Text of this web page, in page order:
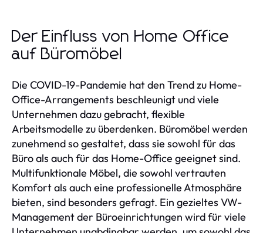
Der Einfluss von Home Office
auf Büromöbel
Die COVID-19-Pandemie hat den Trend zu Home-
Office-Arrangements beschleunigt und viele
Unternehmen dazu gebracht, flexible
Arbeitsmodelle zu überdenken. Büromöbel werden
zunehmend so gestaltet, dass sie sowohl für das
Büro als auch für das Home-Office geeignet sind.
Multifunktionale Möbel, die sowohl vertrauten
Komfort als auch eine professionelle Atmosphäre
bieten, sind besonders gefragt. Ein gezieltes VW-
Management der Büroeinrichtungen wird für viele